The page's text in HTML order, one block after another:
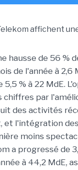
hausse de 56 %
de l'année à 2,6
% à 22 MdE.
chiffres par
des activités
et l'intégration
moins
a progressé de
à 44,2 MdE,